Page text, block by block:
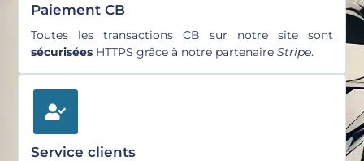
Paiement CB
Toutes les transactions CB sur notre site sont
sécurisées HTTPS grâce à notre partenaireStripe.
Service clients